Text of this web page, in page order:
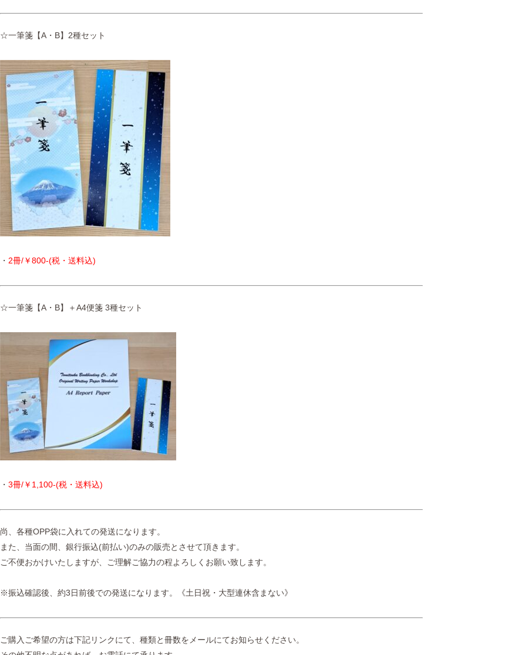
☆一筆箋【A・B】2種セット
・ 2冊/￥800-(税・送料込)
☆一筆箋【A・B】＋A4便箋 3種セット
・ 3冊/￥1,100-(税・送料込)
尚、各種OPP袋に入れての発送になります。
また、当面の間、銀行振込(前払い)のみの販売とさせて頂きます。
ご不便おかけいたしますが、ご理解ご協力の程よろしくお願い致します。
※振込確認後、約3日前後での発送になります。《土日祝・大型連休含まない》
ご購入ご希望の方は下記リンクにて、種類と冊数をメールにてお知らせください。